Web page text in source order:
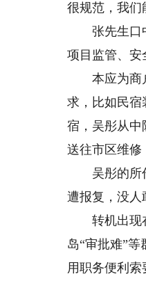
很规范，我们
张先生口中
项目监管、安
本应为商户
求，比如民宿
宿，吴彤从中
送往市区维修
吴彤的所作
遭报复，没人
转机出现在
岛“审批难”
用职务便利